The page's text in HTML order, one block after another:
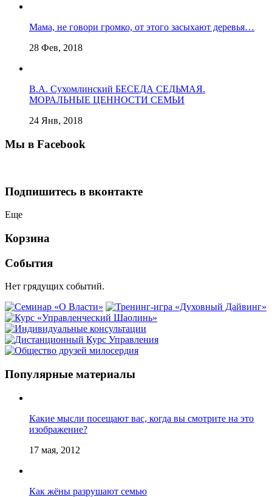
Мама, не говори громко, от этого засыхают деревья…
28 Фев, 2018
В.А. Сухомлинский БЕСЕДА СЕДЬМАЯ.
МОРАЛЬНЫЕ ЦЕННОСТИ СЕМЬИ
24 Янв, 2018
Мы в Facebook
Подпишитесь в вконтакте
Еще
Корзина
События
Нет грядущих событий.
Популярные материалы
Какие мысли посещают вас, когда вы смотрите на это
изображение?
17 мая, 2012
Как жёны разрушают семью